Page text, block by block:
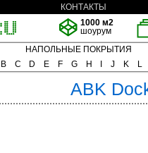
КОНТАКТЫ
1000 м2
шоурум
НАПОЛЬНЫЕ ПОКРЫТИЯ
B C D E F G H J K L
ABK